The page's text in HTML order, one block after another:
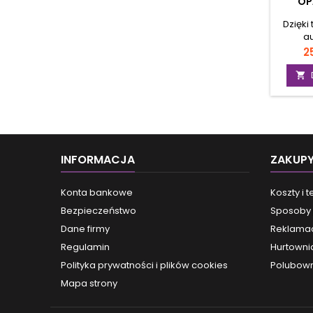
Dzięki
pracy

INFORMACJA
Konta bankowe
Bezpieczeństwo
Dane firmy
Regulamin
Polityka prywatności i plików cookies
Mapa strony
Koszty i
Sposoby